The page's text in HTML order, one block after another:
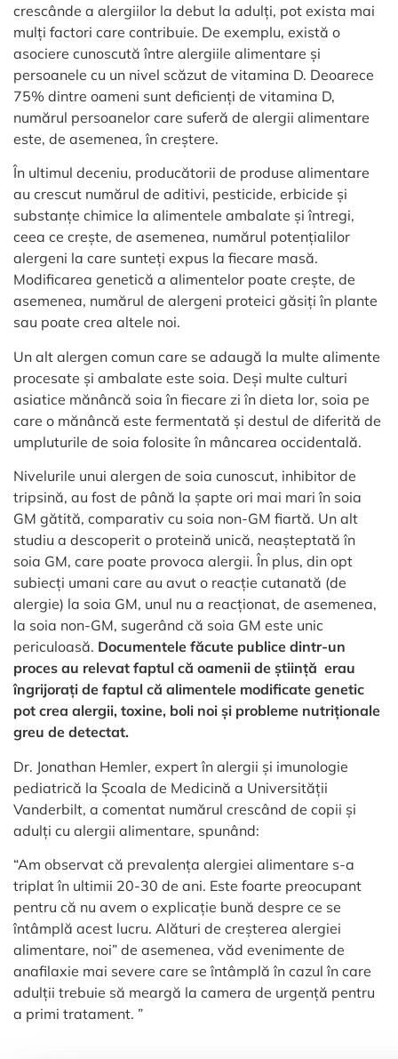
crescânde a alergiilor la debut la adulți, pot exista mai
mulți factori care contribuie. De exemplu, există o
asociere cunoscută între alergiile alimentare și
persoanele cu un nivel scăzut de vitamina D. Deoarece
75% dintre oameni sunt deficienți de vitamina D,
numărul persoanelor care suferă de alergii alimentare
este, de asemenea, în creștere.
În ultimul deceniu, producătorii de produse alimentare
au crescut numărul de aditivi, pesticide, erbicide și
substanțe chimice la alimentele ambalate și întregi,
ceea ce crește, de asemenea, numărul potențialilor
alergeni la care sunteți expus la fiecare masă.
Modificarea genetică a alimentelor poate crește, de
asemenea, numărul de alergeni proteici găsiți în plante
sau poate crea altele noi.
Un alt alergen comun care se adaugă la multe alimente
procesate și ambalate este soia. Deși multe culturi
asiatice mănâncă soia în fiecare zi în dieta lor, soia pe
care o mănâncă este fermentată și destul de diferită de
umpluturile de soia folosite în mâncarea occidentală.
Nivelurile unui alergen de soia cunoscut, inhibitor de
tripsină, au fost de până la șapte ori mai mari în soia
GM gătită, comparativ cu soia non-GM fiartă. Un alt
studiu a descoperit o proteină unică, neașteptată în
soia GM, care poate provoca alergii. În plus, din opt
subiecți umani care au avut o reacție cutanată (de
alergie) la soia GM, unul nu a reacționat, de asemenea,
la soia non-GM, sugerând că soia GM este unic
periculoasă. Documentele făcute publice dintr-un
proces au relevat faptul că oamenii de știință erau
îngrijorați de faptul că alimentele modificate genetic
pot crea alergii, toxine, boli noi și probleme nutriționale
greu de detectat.
Dr. Jonathan Hemler, expert în alergii și imunologie
pediatrică la Școala de Medicină a Universității
Vanderbilt, a comentat numărul crescând de copii și
adulți cu alergii alimentare, spunând:
“Am observat că prevalența alergiei alimentare s-a
triplat în ultimii 20-30 de ani. Este foarte preocupant
pentru că nu avem o explicație bună despre ce se
întâmplă acest lucru. Alături de creșterea alergiei
alimentare, noi” de asemenea, văd evenimente de
anafilaxie mai severe care se întâmplă în cazul în care
adulții trebuie să meargă la camera de urgență pentru
a primi tratament. ”